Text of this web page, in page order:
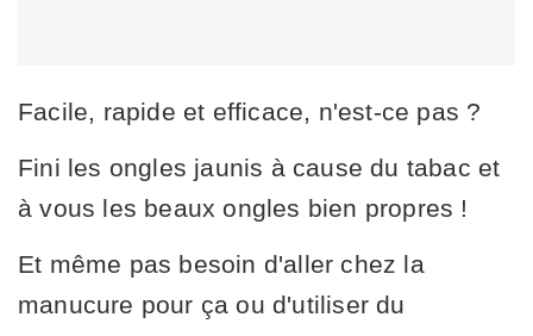
Facile, rapide et efficace, n'est-ce pas ?
Fini les ongles jaunis à cause du tabac et
à vous les beaux ongles bien propres !
Et même pas besoin d'aller chez la
manucure pour ça ou d'utiliser du